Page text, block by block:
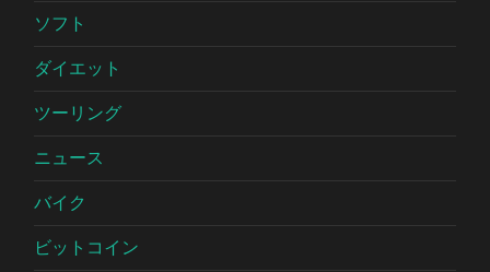
ソフト
ダイエット
ツーリング
ニュース
バイク
ビットコイン